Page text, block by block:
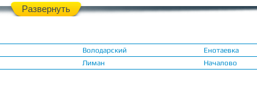
Развернуть
Володарский Енотаевка
Лиман Началово